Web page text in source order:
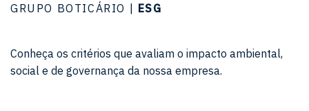
GRUPO BOTICÁRIO | ESG
Conheça os critérios que avaliam o impacto ambiental,
social e de governança da nossa empresa.